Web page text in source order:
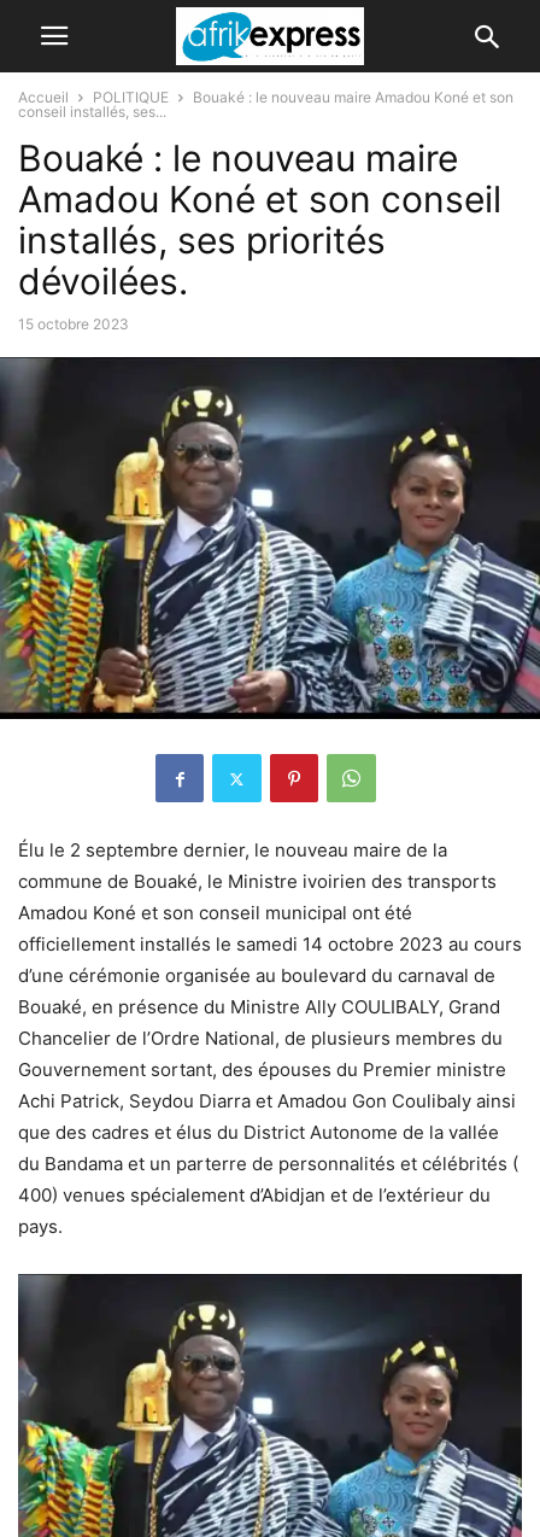
Accueil POLITIQUE
Bouaké : le nouveau maire Amadou Koné et son
conseil installés, ses...
Bouaké : le nouveau maire
Amadou Koné et son conseil
installés, ses priorités
dévoilées.
15 octobre 2023
Élu le 2 septembre dernier, le nouveau maire de la
commune de Bouaké, le Ministre ivoirien des transports
Amadou Koné et son conseil municipal ont été
officiellement installés le samedi 14 octobre 2023 au cours
d’une cérémonie organisée au boulevard du carnaval de
Bouaké, en présence du Ministre Ally COULIBALY, Grand
Chancelier de l’Ordre National, de plusieurs membres du
Gouvernement sortant, des épouses du Premier ministre
Achi Patrick, Seydou Diarra et Amadou Gon Coulibaly ainsi
que des cadres et élus du District Autonome de la vallée
du Bandama et un parterre de personnalités et célébrités (
400) venues spécialement d’Abidjan et de l’extérieur du
pays.